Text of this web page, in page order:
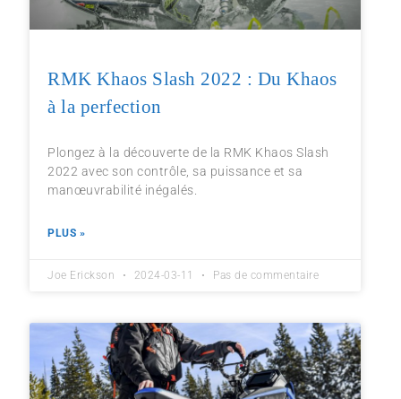
RMK Khaos Slash 2022 : Du Khaos
à la perfection
Plongez à la découverte de la RMK Khaos Slash
2022 avec son contrôle, sa puissance et sa
manœuvrabilité inégalés.
PLUS »
Joe Erickson 2024-03-11 Pas de commentaire